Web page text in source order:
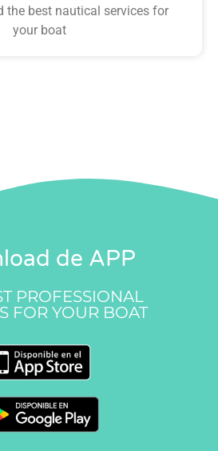
the best nautical services for
your boat
de APP
PROFESSIONAL
FOR YOUR BOAT